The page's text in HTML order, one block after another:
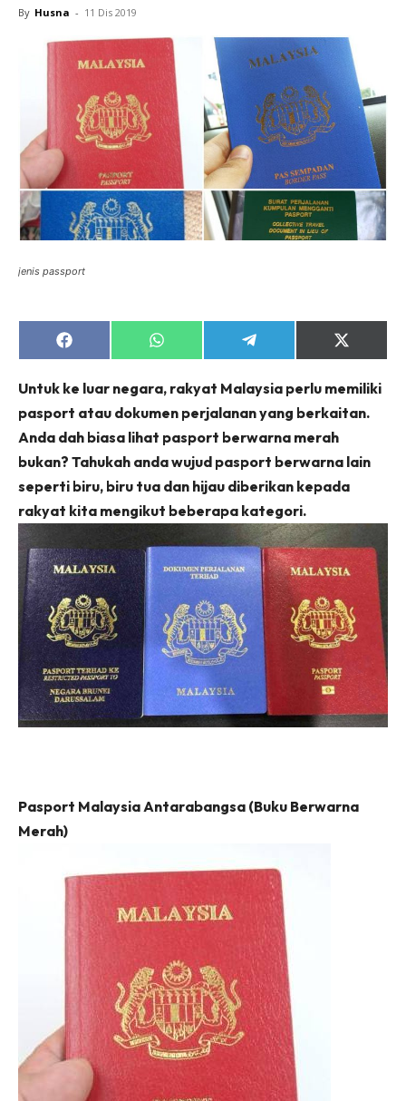
By Husna - 11 Dis 2019
jenis passport
Share
on
Share
on
Share
on
Share
on
(Twitter)
Untuk ke luar negara, rakyat Malaysia perlu memiliki
pasport atau dokumen perjalanan yang berkaitan.
Anda dah biasa lihat pasport berwarna merah
bukan? Tahukah anda wujud pasport berwarna lain
seperti biru, biru tua dan hijau diberikan kepada
rakyat kita mengikut beberapa kategori.
Pasport Malaysia Antarabangsa (Buku Berwarna
Merah)